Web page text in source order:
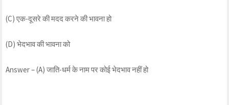
(C) एक-दूसरे की मदद करने की भावना हो
(D) भेदभाव की भावना को
Answer – (A) जाति-धर्म के नाम पर कोई भेदभाव नहीं हो